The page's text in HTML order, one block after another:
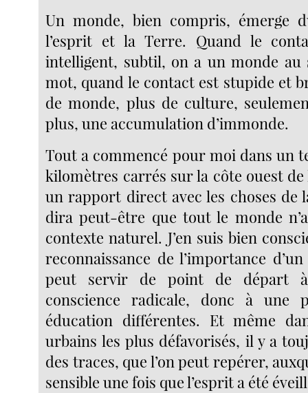
Un monde, bien compris, émerge
l’esprit et la Terre. Quand le
intelligent, subtil, on a un monde au
mot, quand le contact est stupide et
de monde, plus de culture,
plus, une accumulation d’immonde.
Tout a commencé pour moi dans un
kilomètres carrés sur la côte ouest de
un rapport direct avec les choses de
dira peut-être que tout le monde
contexte naturel. J’en suis bien
reconnaissance de l’importance
peut servir de point de départ
conscience radicale, donc à une
éducation différentes. Et même
urbains les plus défavorisés, il y a
des traces, que l’on peut repérer,
sensible une fois que l’esprit a été